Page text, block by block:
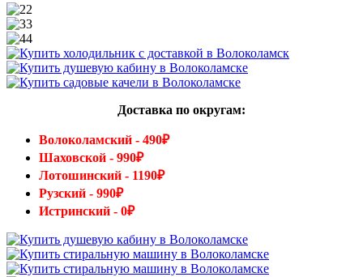
Доставка по округам:
Волоколамский - 490₽
Шаховской - 990₽
Лотошинский - 1190₽
Рузский - 990₽
Истринский - 0₽